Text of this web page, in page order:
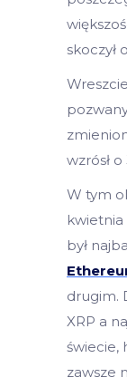
skoczył
wzrósł
W tym
był
drugim.
XRP a
świecie,
zawsze